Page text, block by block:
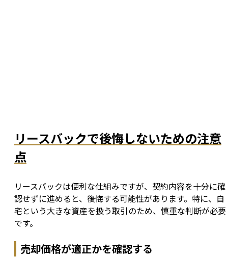
リースバックで後悔しないための注意
点
リースバックは便利な仕組みですが、契約内容を十分に確
認せずに進めると、後悔する可能性があります。特に、自
宅という大きな資産を扱う取引のため、慎重な判断が必要
です。
売却価格が適正かを確認する